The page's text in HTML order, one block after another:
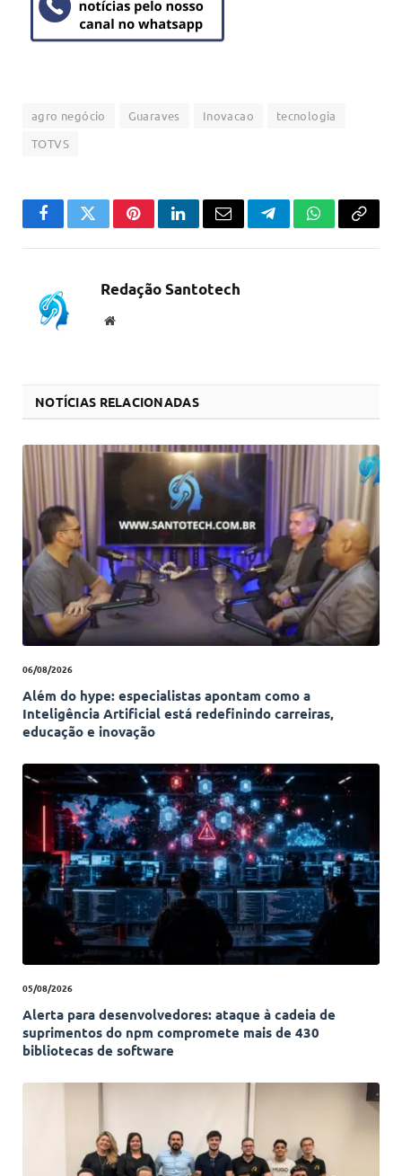
agro negócio Guaraves Inovacao
tecnologia
TOTVS
FacebookTwitterPinterestLinkedInEmail TelegramWhatsApp
Copiar
Redação Santotech
Website
NOTÍCIAS RELACIONADAS
06/08/2026
Além do hype: especialistas apontam como a
Inteligência Artificial está redefinindo carreiras,
educação e inovação
05/08/2026
Alerta para desenvolvedores: ataque à cadeia de
suprimentos do npm compromete mais de 430
bibliotecas de software